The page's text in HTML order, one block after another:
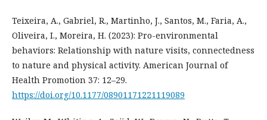
Teixeira, A., Gabriel, R., Martinho, J., Santos, M., Faria, A.,
Oliveira, I., Moreira, H. (2023): Pro-environmental
behaviors: Relationship with nature visits, connectedness
to nature and physical activity. American Journal of
Health Promotion 37: 12–29.
https://doi.org/10.1177/08901171221119089